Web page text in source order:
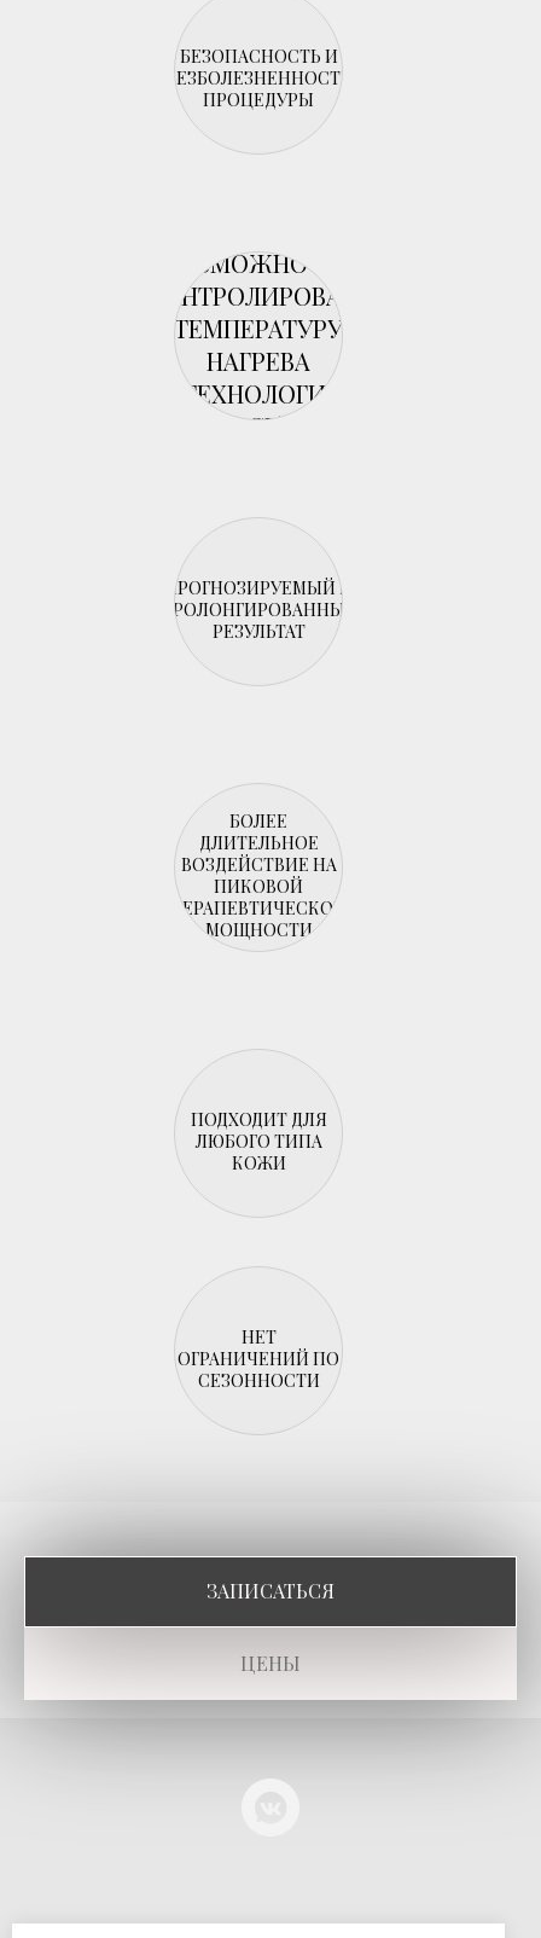
БЕЗОПАСНОСТЬ И
БЕЗБОЛЕЗНЕННОСТЬ
ПРОЦЕДУРЫ
ВОЗМОЖНОСТЬ
КОНТРОЛИРОВАТЬ
ТЕМПЕРАТУРУ
НАГРЕВА
(ТЕХНОЛОГИЯ
АСЕ)
ПРОГНОЗИРУЕМЫЙ И
ПРОЛОНГИРОВАННЫЙ
РЕЗУЛЬТАТ
БОЛЕЕ
ДЛИТЕЛЬНОЕ
ВОЗДЕЙСТВИЕ НА
ПИКОВОЙ
ТЕРАПЕВТИЧЕСКОЙ
МОЩНОСТИ
ПОДХОДИТ ДЛЯ
ЛЮБОГО ТИПА
КОЖИ
НЕТ
ОГРАНИЧЕНИЙ ПО
СЕЗОННОСТИ
ЗАПИСАТЬСЯ
ЦЕНЫ